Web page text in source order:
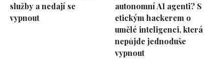
služby a nedají se
vypnout
autonomní AI agenti? S
etickým hackerem o
umělé inteligenci, která
nepůjde jednoduše
vypnout